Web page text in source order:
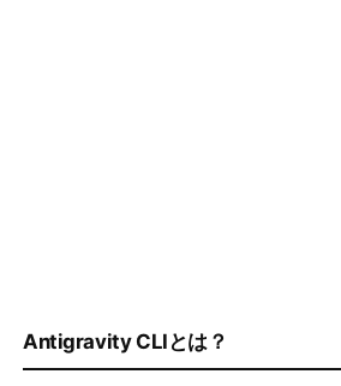
Antigravity CLIとは？